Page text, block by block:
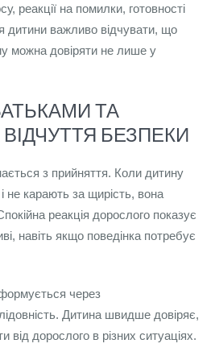
реакції на помилки, готовності
дитини важливо відчувати, що
можна довіряти не лише у
ТА
БЕЗПЕКИ
з прийняття. Коли дитину
не карають за щирість, вона
реакція дорослого показує
навіть якщо поведінка потребує
через
Дитина швидше довіряє,
від дорослого в різних ситуаціях.